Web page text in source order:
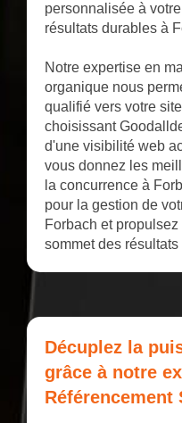
personnalisée à
résultats durables à
Notre expertise en
organique nous
qualifié vers votre
choisissant
d'une visibilité web
vous donnez les
la concurrence à
pour la gestion de
Forbach et
sommet des
Décuplez la
grâce à notre
Référencement